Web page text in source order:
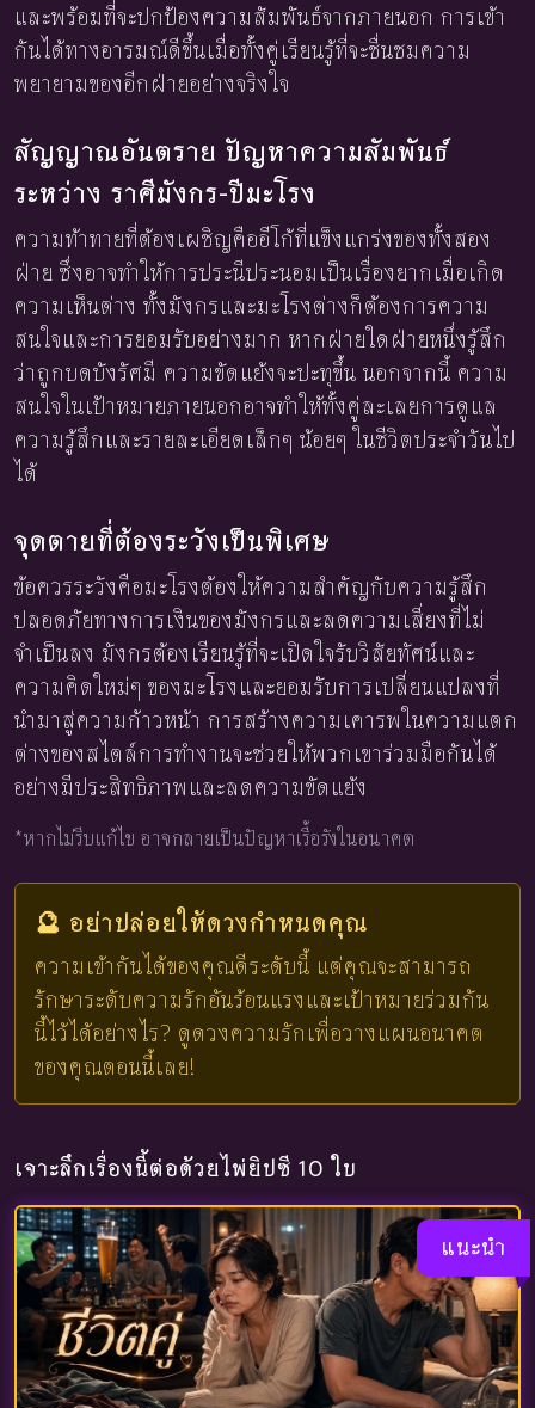
และพร้อมที่จะปกป้องความสัมพันธ์จากภายนอก การเข้า
กันได้ทางอารมณ์ดีขึ้นเมื่อทั้งคู่เรียนรู้ที่จะชื่นชมความ
พยายามของอีกฝ่ายอย่างจริงใจ
สัญญาณอันตราย ปัญหาความสัมพันธ์
ระหว่าง ราศีมังกร-ปีมะโรง
ความท้าทายที่ต้องเผชิญคืออีโก้ที่แข็งแกร่งของทั้งสอง
ฝ่าย ซึ่งอาจทำให้การประนีประนอมเป็นเรื่องยากเมื่อเกิด
ความเห็นต่าง ทั้งมังกรและมะโรงต่างก็ต้องการความ
สนใจและการยอมรับอย่างมาก หากฝ่ายใดฝ่ายหนึ่งรู้สึก
ว่าถูกบดบังรัศมี ความขัดแย้งจะปะทุขึ้น นอกจากนี้ ความ
สนใจในเป้าหมายภายนอกอาจทำให้ทั้งคู่ละเลยการดูแล
ความรู้สึกและรายละเอียดเล็กๆ น้อยๆ ในชีวิตประจำวันไป
ได้
จุดตายที่ต้องระวังเป็นพิเศษ
ข้อควรระวังคือมะโรงต้องให้ความสำคัญกับความรู้สึก
ปลอดภัยทางการเงินของมังกรและลดความเสี่ยงที่ไม่
จำเป็นลง มังกรต้องเรียนรู้ที่จะเปิดใจรับวิสัยทัศน์และ
ความคิดใหม่ๆ ของมะโรงและยอมรับการเปลี่ยนแปลงที่
นำมาสู่ความก้าวหน้า การสร้างความเคารพในความแตก
ต่างของสไตล์การทำงานจะช่วยให้พวกเขาร่วมมือกันได้
อย่างมีประสิทธิภาพและลดความขัดแย้ง
*หากไม่รีบแก้ไข อาจกลายเป็นปัญหาเรื้อรังในอนาคต
🔮 อย่าปล่อยให้ดวงกำหนดคุณ
ความเข้ากันได้ของคุณดีระดับนี้ แต่คุณจะสามารถ
รักษาระดับความรักอันร้อนแรงและเป้าหมายร่วมกัน
นี้ไว้ได้อย่างไร? ดูดวงความรักเพื่อวางแผนอนาคต
ของคุณตอนนี้เลย!
เจาะลึกเรื่องนี้ต่อด้วยไพ่ยิปซี 10 ใบ
แนะนำ